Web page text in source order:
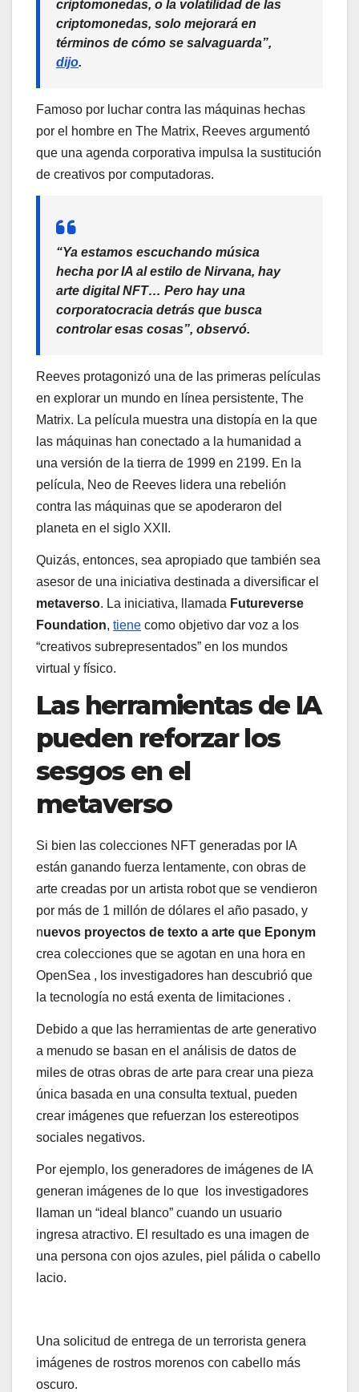
criptomonedas, o la volatilidad de las
criptomonedas, solo mejorará en
términos de cómo se salvaguarda”,
dijo.
Famoso por luchar contra las máquinas hechas
por el hombre en The Matrix, Reeves argumentó
que una agenda corporativa impulsa la sustitución
de creativos por computadoras.
“Ya estamos escuchando música
hecha por IA al estilo de Nirvana, hay
arte digital NFT… Pero hay una
corporatocracia detrás que busca
controlar esas cosas”, observó.
Reeves protagonizó una de las primeras películas
en explorar un mundo en línea persistente, The
Matrix. La película muestra una distopía en la que
las máquinas han conectado a la humanidad a
una versión de la tierra de 1999 en 2199. En la
película, Neo de Reeves lidera una rebelión
contra las máquinas que se apoderaron del
planeta en el siglo XXII.
Quizás, entonces, sea apropiado que también sea
asesor de una iniciativa destinada a diversificar el
metaverso. La iniciativa, llamada Futureverse
Foundation, tiene como objetivo dar voz a los
“creativos subrepresentados” en los mundos
virtual y físico.
Las herramientas de IA
pueden reforzar los
sesgos en el
metaverso
Si bien las colecciones NFT generadas por IA
están ganando fuerza lentamente, con obras de
arte creadas por un artista robot que se vendieron
por más de 1 millón de dólares el año pasado, y
nuevos proyectos de texto a arte que Eponym
crea colecciones que se agotan en una hora en
OpenSea , los investigadores han descubrió que
la tecnología no está exenta de limitaciones .
Debido a que las herramientas de arte generativo
a menudo se basan en el análisis de datos de
miles de otras obras de arte para crear una pieza
única basada en una consulta textual, pueden
crear imágenes que refuerzan los estereotipos
sociales negativos.
Por ejemplo, los generadores de imágenes de IA
generan imágenes de lo que los investigadores
llaman un “ideal blanco” cuando un usuario
ingresa atractivo. El resultado es una imagen de
una persona con ojos azules, piel pálida o cabello
lacio.
Una solicitud de entrega de un terrorista genera
imágenes de rostros morenos con cabello más
oscuro.